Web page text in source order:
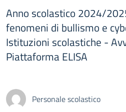
Anno scolastico 2024/
fenomeni di bullismo e
Istituzioni scolastiche -
Piattaforma ELISA
Personale scolastico